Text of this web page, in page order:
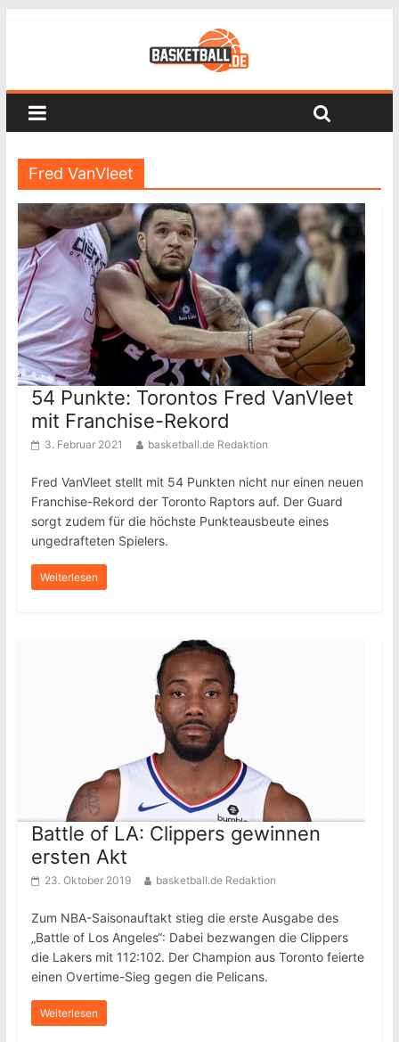
Fred VanVleet
54 Punkte: Torontos Fred VanVleet
mit Franchise-Rekord
3. Februar 2021 basketball.de Redaktion
Fred VanVleet stellt mit 54 Punkten nicht nur einen neuen
Franchise-Rekord der Toronto Raptors auf. Der Guard
sorgt zudem für die höchste Punkteausbeute eines
ungedrafteten Spielers.
Weiterlesen
Battle of LA: Clippers gewinnen
ersten Akt
23. Oktober 2019 basketball.de Redaktion
Zum NBA-Saisonauftakt stieg die erste Ausgabe des
„Battle of Los Angeles“: Dabei bezwangen die Clippers
die Lakers mit 112:102. Der Champion aus Toronto feierte
einen Overtime-Sieg gegen die Pelicans.
Weiterlesen